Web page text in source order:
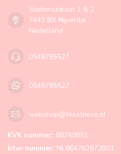
Stationsstraat 1 & 2
7443 BX Nijverdal
Nederland
0548785527
0548785527
webshop@feestdeco.nl
KVK nummer: 88749851
btw-nummer: NL864762872B01